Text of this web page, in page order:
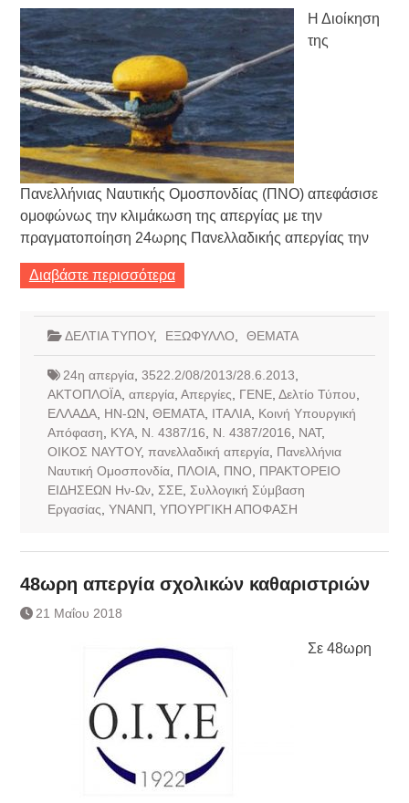
Η Διοίκηση
της
Πανελλήνιας Ναυτικής Ομοσπονδίας (ΠΝΟ) απεφάσισε
ομοφώνως την κλιμάκωση της απεργίας με την
πραγματοποίηση 24ωρης Πανελλαδικής απεργίας την
Διαβάστε περισσότερα
ΔΕΛΤΙΑ ΤΥΠΟΥ, ΕΞΩΦΥΛΛΟ ΘΕΜΑΤΑ
24η απεργία, 3522.2/08/2013/28.6.2013
ΑΚΤΟΠΛΟΪΑ, απεργία, Απεργίες ΓΕΝΕ, Δελτίο Τύπου
ΕΛΛΑΔΑ, ΗΝ-ΩΝ ΘΕΜΑΤΑ, ΙΤΑΛΙΑ, Κοινή Υπουργική
Απόφαση
ΚΥΑ, Ν. 4387/16 Ν. 4387/2016 ΝΑΤ,
ΟΙΚΟΣ ΝΑΥΤΟΥ, πανελλαδική απεργία, Πανελλήνια
Ναυτική Ομοσπονδία, ΠΛΟΙΑ, ΠΝΟ
ΠΡΑΚΤΟΡΕΙΟ
ΕΙΔΗΣΕΩΝ Ην-Ων, ΣΣΕ, Συλλογική Σύμβαση
Εργασίας ΥΝΑΝΠ ΥΠΟΥΡΓΙΚΗ ΑΠΟΦΑΣΗ
48ωρη απεργία σχολικών καθαριστριών
21 Μαΐου 2018
Σε 48ωρη